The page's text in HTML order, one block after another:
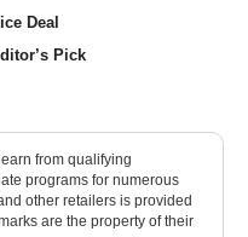
Deal
Pick
from qualifying
programs for numerous
other retailers is provided
are the property of their